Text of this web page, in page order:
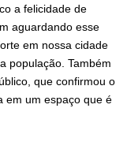
a felicidade de
aguardando esse
em nossa cidade
população. Também
que confirmou o
em um espaço que é